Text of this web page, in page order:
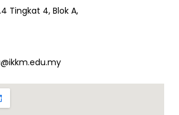
Tingkat 4, Blok A,